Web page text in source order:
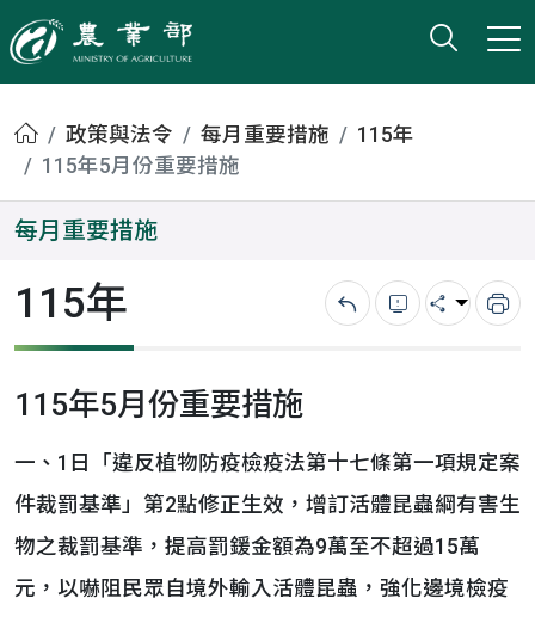
農業部
打開
小版
首頁政策與法令 每月重要措施
115年
115年5月份重要措施
每月重要措施
115年 回上一頁錯誤回報
分享 列
115年5月份重要措施
一、1日「違反植物防疫檢疫法第十七條第一項規定案
件裁罰基準」第2點修正生效，增訂活體昆蟲綱有害生
物之裁罰基準，提高罰鍰金額為9萬至不超過15萬
元，以嚇阻民眾自境外輸入活體昆蟲，強化邊境檢疫